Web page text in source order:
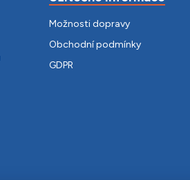
Možnosti dopravy
Obchodní podmínky
GDPR